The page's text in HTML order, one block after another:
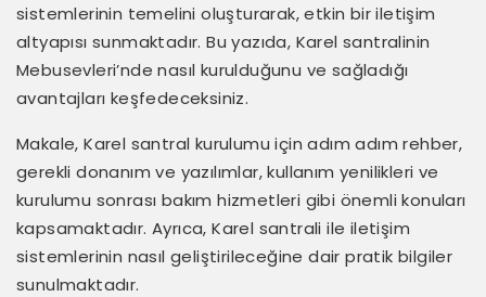
sistemlerinin temelini oluşturarak, etkin bir iletişim
altyapısı sunmaktadır. Bu yazıda, Karel santralinin
Mebusevleri’nde nasıl kurulduğunu ve sağladığı
avantajları keşfedeceksiniz.
Makale, Karel santral kurulumu için adım adım rehber,
gerekli donanım ve yazılımlar, kullanım yenilikleri ve
kurulumu sonrası bakım hizmetleri gibi önemli konuları
kapsamaktadır. Ayrıca, Karel santrali ile iletişim
sistemlerinin nasıl geliştirileceğine dair pratik bilgiler
sunulmaktadır.